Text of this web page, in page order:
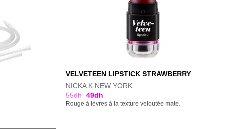
VELVETEEN LIPSTICK STRAWBERRY
NICKA K NEW YORK
55dh 49dh
Rouge à lèvres à la texture veloutée mate.